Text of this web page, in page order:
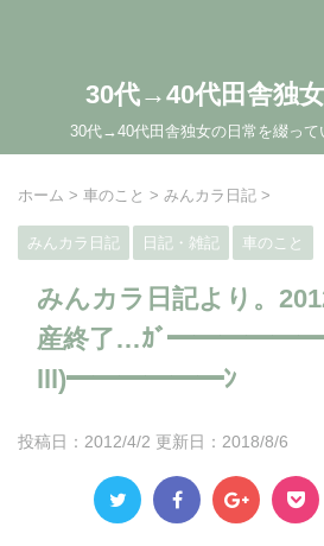
30代→40代田舎独
30代→40代田舎独女の日常を綴って
ホーム > 車のこと > みんカラ日記 >
みんカラ日記 日記・雑記 車のこと
みんカラ日記より。
産終了…ｶﾞ
lll)━━━━━━ﾝ
投稿日：2012/4/2 更新日： 2018/8/6